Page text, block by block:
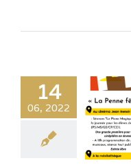
14
06, 2022